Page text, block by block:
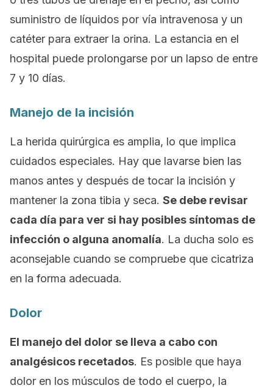
suministro de líquidos por vía intravenosa y un
catéter para extraer la orina. La estancia en el
hospital puede prolongarse por un lapso de entre
7 y 10 días.
Manejo de la incisión
La herida quirúrgica es amplia, lo que implica
cuidados especiales. Hay que lavarse bien las
manos antes y después de tocar la incisión y
mantener la zona tibia y seca. Se debe revisar
cada día para ver si hay posibles síntomas de
infección o alguna anomalía. La ducha solo es
aconsejable cuando se compruebe que cicatriza
en la forma adecuada.
Dolor
El manejo del dolor se lleva a cabo con
analgésicos recetados. Es posible que haya
dolor en los músculos de todo el cuerpo, la